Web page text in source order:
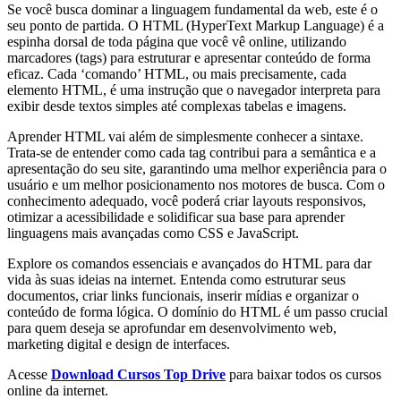
Se você busca dominar a linguagem fundamental da web, este é o
seu ponto de partida. O HTML (HyperText Markup Language) é a
espinha dorsal de toda página que você vê online, utilizando
marcadores (tags) para estruturar e apresentar conteúdo de forma
eficaz. Cada ‘comando’ HTML, ou mais precisamente, cada
elemento HTML, é uma instrução que o navegador interpreta para
exibir desde textos simples até complexas tabelas e imagens.
Aprender HTML vai além de simplesmente conhecer a sintaxe.
Trata-se de entender como cada tag contribui para a semântica e a
apresentação do seu site, garantindo uma melhor experiência para o
usuário e um melhor posicionamento nos motores de busca. Com o
conhecimento adequado, você poderá criar layouts responsivos,
otimizar a acessibilidade e solidificar sua base para aprender
linguagens mais avançadas como CSS e JavaScript.
Explore os comandos essenciais e avançados do HTML para dar
vida às suas ideias na internet. Entenda como estruturar seus
documentos, criar links funcionais, inserir mídias e organizar o
conteúdo de forma lógica. O domínio do HTML é um passo crucial
para quem deseja se aprofundar em desenvolvimento web,
marketing digital e design de interfaces.
Acesse Download Cursos Top Drive para baixar todos os cursos
online da internet.